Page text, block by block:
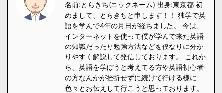
名前:とらきち(ニックネーム) 出身:東京都 初
めまして、とらきちと申します！！ 独学で英
語を学んで4年の月日が経ちました。 今は、
インターネットを使って僕が学んで来た英語
の知識だったり勉強方法などを僕なりに分か
りやすく解説して発信しております。 これか
ら、英語を学ぼうと考えてる方や英語初心者
の方なんかが挫折せずに続けて行ける様に
色々とお伝えして行こうと思っております。